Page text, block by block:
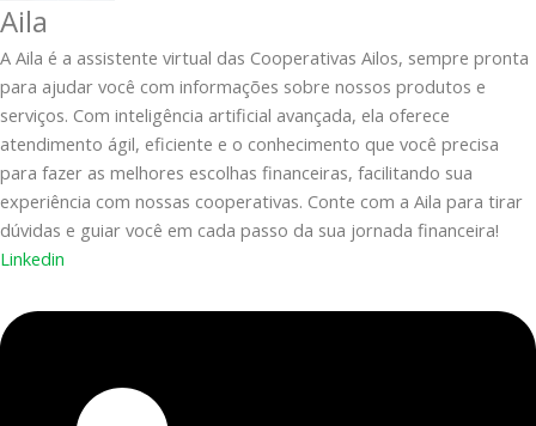
Aila
A Aila é a assistente virtual das Cooperativas Ailos, sempre pronta
para ajudar você com informações sobre nossos produtos e
serviços. Com inteligência artificial avançada, ela oferece
atendimento ágil, eficiente e o conhecimento que você precisa
para fazer as melhores escolhas financeiras, facilitando sua
experiência com nossas cooperativas. Conte com a Aila para tirar
dúvidas e guiar você em cada passo da sua jornada financeira!
Linkedin